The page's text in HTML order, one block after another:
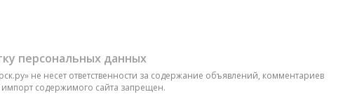
персональных данных
не несет ответственности за содержание объявлений, комментариев
содержимого сайта запрещен.